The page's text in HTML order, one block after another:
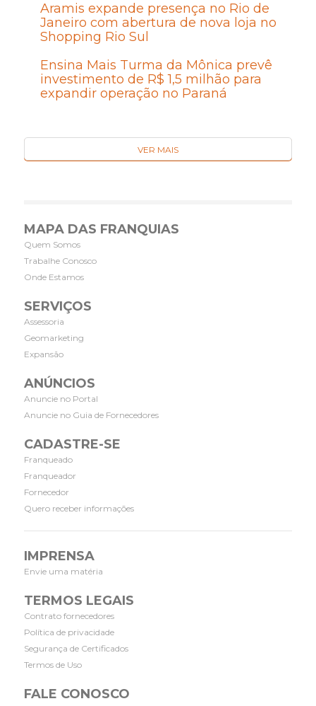
Aramis expande presença no Rio de
Janeiro com abertura de nova loja no
Shopping Rio Sul
Ensina Mais Turma da Mônica prevê
investimento de R$ 1,5 milhão para
expandir operação no Paraná
VER MAIS
MAPA DAS FRANQUIAS
Quem Somos
Trabalhe Conosco
Onde Estamos
SERVIÇOS
Assessoria
Geomarketing
Expansão
ANÚNCIOS
Anuncie no Portal
Anuncie no Guia de Fornecedores
CADASTRE-SE
Franqueado
Franqueador
Fornecedor
Quero receber informações
IMPRENSA
Envie uma matéria
TERMOS LEGAIS
Contrato fornecedores
Política de privacidade
Segurança de Certificados
Termos de Uso
FALE CONOSCO